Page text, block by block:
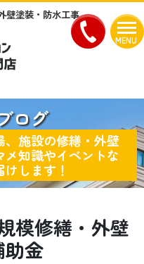
MENU
壁塗装・防水工事
ログ
、施設の修繕・外壁
知識やイベントな
します！
模修繕・外壁
助金